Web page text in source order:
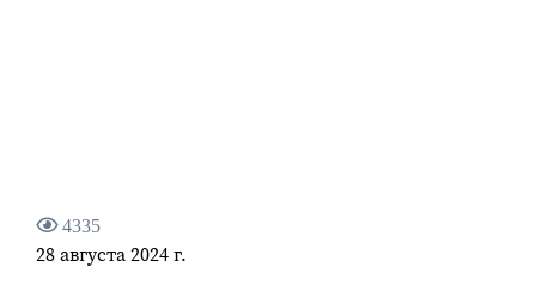
4335
28 августа 2024 г.